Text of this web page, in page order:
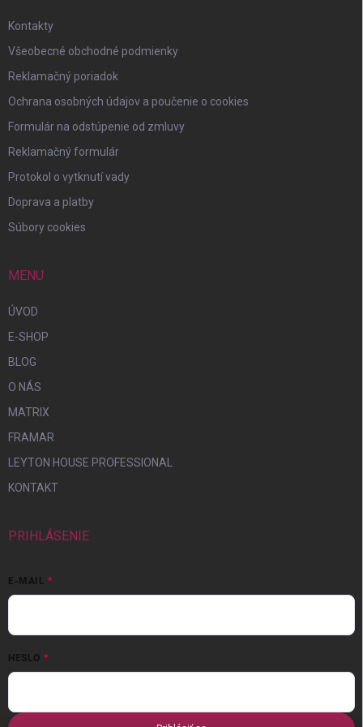
Kontakty
Všeobecné obchodné podmienky
Reklamačný poriadok
Ochrana osobných údajov a poučenie o cookies
Formulár na odstúpenie od zmluvy
Reklamačný formulár
Protokol o vytknutí vady
Doprava a platby
Súbory cookies
MENU
ÚVOD
E-SHOP
BLOG
O NÁS
MATRIX
FRAMAR
LEYTON HOUSE PROFESSIONAL
KONTAKT
PRIHLÁSENIE
E-MAIL
HESLO